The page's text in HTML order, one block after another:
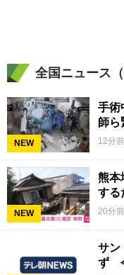
全国ニュース
NEW
手
師ら
12分前
NEW
熊本
する
20分前
サン
ず